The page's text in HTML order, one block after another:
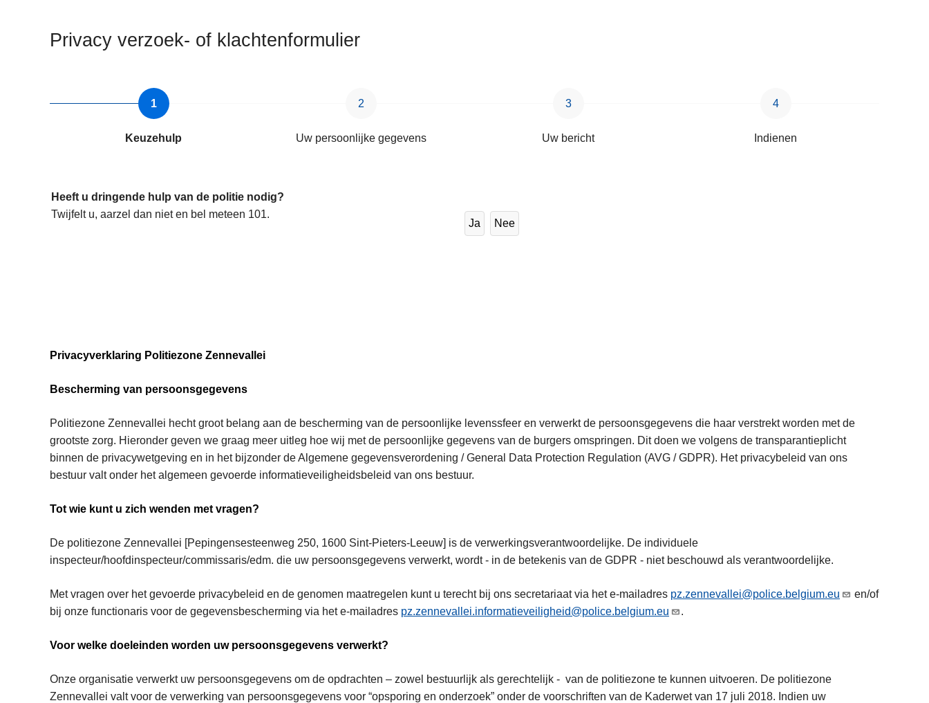
Privacy verzoek- of klachtenformulier
Keuzehulp Uw persoonlijke gegevens Uw bericht Indienen
Heeft u dringende hulp van de politie nodig?
Twijfelt u, aarzel dan niet en bel meteen 101.
Ja Nee
Privacyverklaring Politiezone Zennevallei
Bescherming van persoonsgegevens
Politiezone Zennevallei hecht groot belang aan de bescherming van de persoonlijke levenssfeer en verwerkt de persoonsgegevens die haar verstrekt worden met de
grootste zorg. Hieronder geven we graag meer uitleg hoe wij met de persoonlijke gegevens van de burgers omspringen. Dit doen we volgens de transparantieplicht
binnen de privacywetgeving en in het bijzonder de Algemene gegevensverordening / General Data Protection Regulation (AVG / GDPR). Het privacybeleid van ons
bestuur valt onder het algemeen gevoerde informatieveiligheidsbeleid van ons bestuur.
Tot wie kunt u zich wenden met vragen?
De politiezone Zennevallei [Pepingensesteenweg 250, 1600 Sint-Pieters-Leeuw] is de verwerkingsverantwoordelijke. De individuele
inspecteur/hoofdinspecteur/commissaris/edm. die uw persoonsgegevens verwerkt, wordt - in de betekenis van de GDPR - niet beschouwd als verantwoordelijke.
Met vragen over het gevoerde privacybeleid en de genomen maatregelen kunt u terecht bij ons secretariaat via het e-mailadres pz.zennevallei@police.belgium.eu
en/of
bij onze functionaris voor de gegevensbescherming via het e-mailadres pz.zennevallei.informatieveiligheid@police.belgium.eu .
Voor welke doeleinden worden uw persoonsgegevens verwerkt?
Onze organisatie verwerkt uw persoonsgegevens om de opdrachten – zowel bestuurlijk als gerechtelijk - van de politiezone te kunnen uitvoeren. De politiezone
Zennevallei valt voor de verwerking van persoonsgegevens voor “opsporing en onderzoek” onder de voorschriften van de Kaderwet van 17 juli 2018. Indien uw